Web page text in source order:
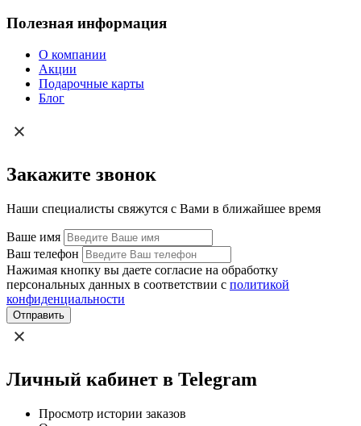
Полезная информация
О компании
Акции
Подарочные карты
Блог
Закажите звонок
Наши специалисты свяжутся с Вами в ближайшее время
Ваше имя
Ваш телефон
Нажимая кнопку вы даете согласие на обработку
персональных данных в соответствии с политикой
конфиденциальности
Отправить
Личный кабинет в Telegram
Просмотр истории заказов